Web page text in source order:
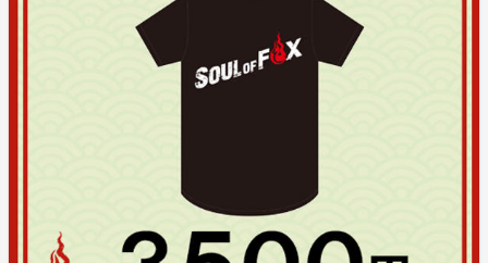
・A.蓄光ラバーバンド（1000円）
・B.マフラータオル（2500円）
・C.Tシャツ （3500円）
※キャラクター3人からのビデオメッセージを予定し